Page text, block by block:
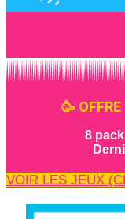
🥳
8
VOIR LES JEUX